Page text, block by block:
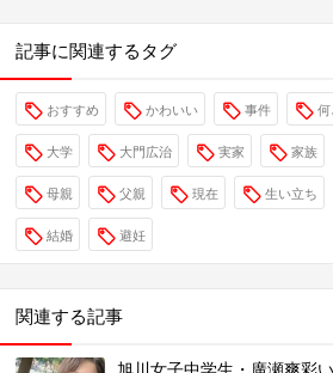
記事に関連するタグ
おすすめ かわいい 事件 何
大学 大門広治 実家 家族
母親 父親 現在 生い立ち
結婚 避妊
関連する記事
旭川女子中学生・廣瀬爽彩